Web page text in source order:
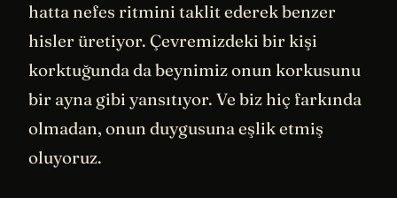
hatta nefes ritmini taklit ederek benzer
hisler üretiyor. Çevremizdeki bir kişi
korktuğunda da beynimiz onun korkusunu
bir ayna gibi yansıtıyor. Ve biz hiç farkında
olmadan, onun duygusuna eşlik etmiş
oluyoruz.